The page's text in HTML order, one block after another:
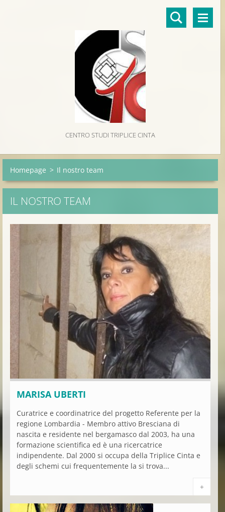
CENTRO STUDI TRIPLICE CINTA
Homepage > Il nostro team
IL NOSTRO TEAM
MARISA UBERTI
Curatrice e coordinatrice del progetto Referente per la
regione Lombardia - Membro attivo Bresciana di
nascita e residente nel bergamasco dal 2003, ha una
formazione scientifica ed è una ricercatrice
indipendente. Dal 2000 si occupa della Triplice Cinta e
degli schemi cui frequentemente la si trova...
+